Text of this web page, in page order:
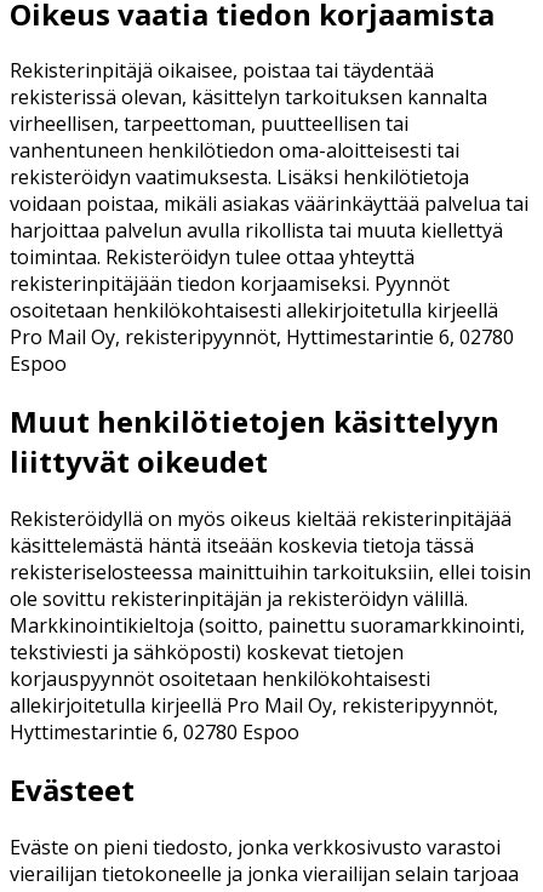
Oikeus vaatia tiedon korjaamista
Rekisterinpitäjä oikaisee, poistaa tai täydentää
rekisterissä olevan, käsittelyn tarkoituksen kannalta
virheellisen, tarpeettoman, puutteellisen tai
vanhentuneen henkilötiedon oma-aloitteisesti tai
rekisteröidyn vaatimuksesta. Lisäksi henkilötietoja
voidaan poistaa, mikäli asiakas väärinkäyttää palvelua tai
harjoittaa palvelun avulla rikollista tai muuta kiellettyä
toimintaa. Rekisteröidyn tulee ottaa yhteyttä
rekisterinpitäjään tiedon korjaamiseksi. Pyynnöt
osoitetaan henkilökohtaisesti allekirjoitetulla kirjeellä
Pro Mail Oy, rekisteripyynnöt, Hyttimestarintie 6, 02780
Espoo
Muut henkilötietojen käsittelyyn
liittyvät oikeudet
Rekisteröidyllä on myös oikeus kieltää rekisterinpitäjää
käsittelemästä häntä itseään koskevia tietoja tässä
rekisteriselosteessa mainittuihin tarkoituksiin, ellei toisin
ole sovittu rekisterinpitäjän ja rekisteröidyn välillä.
Markkinointikieltoja (soitto, painettu suoramarkkinointi,
tekstiviesti ja sähköposti) koskevat tietojen
korjauspyynnöt osoitetaan henkilökohtaisesti
allekirjoitetulla kirjeellä Pro Mail Oy, rekisteripyynnöt,
Hyttimestarintie 6, 02780 Espoo
Evästeet
Eväste on pieni tiedosto, jonka verkkosivusto varastoi
vierailijan tietokoneelle ja jonka vierailijan selain tarjoaa